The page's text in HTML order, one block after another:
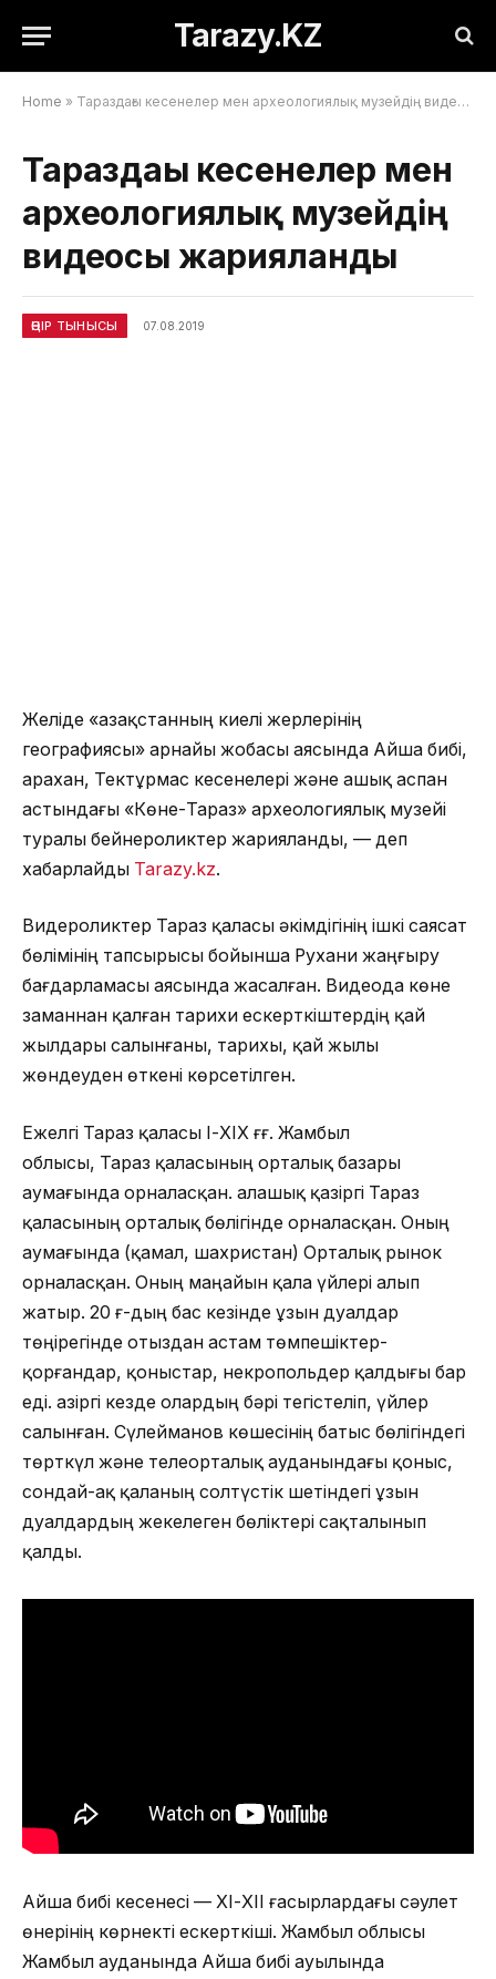
Tarazy.KZ
Home » Тараздағы кесенелер мен археологиялық музейдің видеосы жарияланды
Тараздағы кесенелер мен
археологиялық музейдің
видеосы жарияланды
ӨҢІР ТЫНЫСЫ 07.08.2019
Желіде «Қазақстанның киелі жерлерінің
географиясы» арнайы жобасы аясында Айша бибі,
Қарахан, Тектұрмас кесенелері және ашық аспан
астындағы «Көне-Тараз» археологиялық музейі
туралы бейнероликтер жарияланды, — деп
хабарлайды Tarazy.kz.
Видероликтер Тараз қаласы әкімдігінің ішкі саясат
бөлімінің тапсырысы бойынша Рухани жаңғыру
бағдарламасы аясында жасалған. Видеода көне
заманнан қалған тарихи ескерткіштердің қай
жылдары салынғаны, тарихы, қай жылы
жөндеуден өткені көрсетілген.
Ежелгі Тараз қаласы І-ХІХ ғғ. Жамбыл
облысы, Тараз қаласының орталық базары
аумағында орналасқан. Қалашық қазіргі Тараз
қаласының орталық бөлігінде орналасқан. Оның
аумағында (қамал, шахристан) Орталық рынок
орналасқан. Оның маңайын қала үйлері алып
жатыр. 20 ғ-дың бас кезінде ұзын дуалдар
төңірегінде отыздан астам төмпешіктер-
қорғандар, қоныстар, некропольдер қалдығы бар
еді. Қазіргі кезде олардың бәрі тегістеліп, үйлер
салынған. Сүлейманов көшесінің батыс бөлігіндегі
төрткүл және телеорталық ауданындағы қоныс,
сондай-ақ қаланың солтүстік шетіндегі ұзын
дуалдардың жекелеген бөліктері сақталынып
қалды.
Айша бибі кесенесі — ХІ-XII ғасырлардағы сәулет
өнерінің көрнекті ескерткіші. Жамбыл облысы
Жамбыл ауданында Айша бибі ауылында